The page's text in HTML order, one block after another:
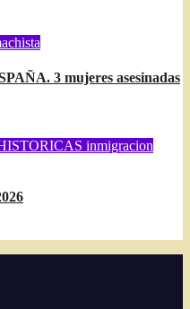
3 mujeres asesinadas
inmigracion